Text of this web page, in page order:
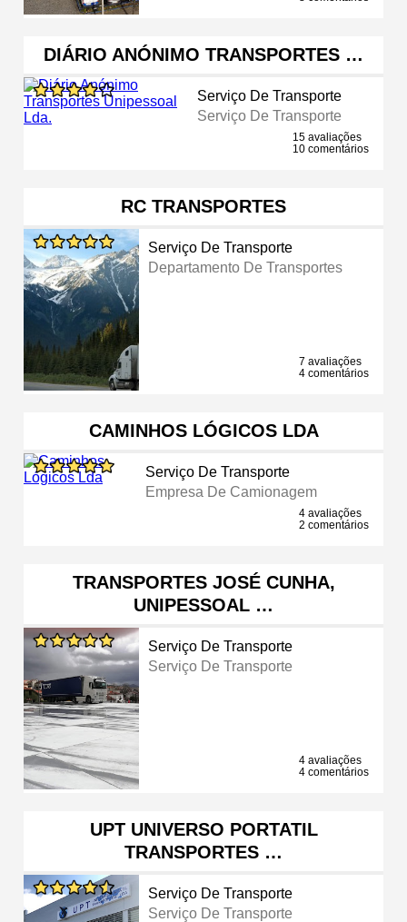
DIÁRIO ANÓNIMO TRANSPORTES …
Serviço De Transporte
Serviço De Transporte
15 avaliações
10 comentários
RC TRANSPORTES
Serviço De Transporte
Departamento De Transportes
7 avaliações
4 comentários
CAMINHOS LÓGICOS LDA
Serviço De Transporte
Empresa De Camionagem
4 avaliações
2 comentários
TRANSPORTES JOSÉ CUNHA,
UNIPESSOAL …
Serviço De Transporte
Serviço De Transporte
4 avaliações
4 comentários
UPT UNIVERSO PORTATIL
TRANSPORTES …
Serviço De Transporte
Serviço De Transporte